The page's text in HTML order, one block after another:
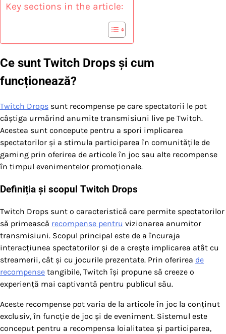
Key sections in the article:
Ce sunt Twitch Drops și cum
funcționează?
Twitch Drops sunt recompense pe care spectatorii le pot
câștiga urmărind anumite transmisiuni live pe Twitch.
Acestea sunt concepute pentru a spori implicarea
spectatorilor și a stimula participarea în comunitățile de
gaming prin oferirea de articole în joc sau alte recompense
în timpul evenimentelor promoționale.
Definiția și scopul Twitch Drops
Twitch Drops sunt o caracteristică care permite spectatorilor
să primească recompense pentru vizionarea anumitor
transmisiuni. Scopul principal este de a încuraja
interacțiunea spectatorilor și de a crește implicarea atât cu
streamerii, cât și cu jocurile prezentate. Prin oferirea de
recompense tangibile, Twitch își propune să creeze o
experiență mai captivantă pentru publicul său.
Aceste recompense pot varia de la articole în joc la conținut
exclusiv, în funcție de joc și de eveniment. Sistemul este
conceput pentru a recompensa loialitatea și participarea,